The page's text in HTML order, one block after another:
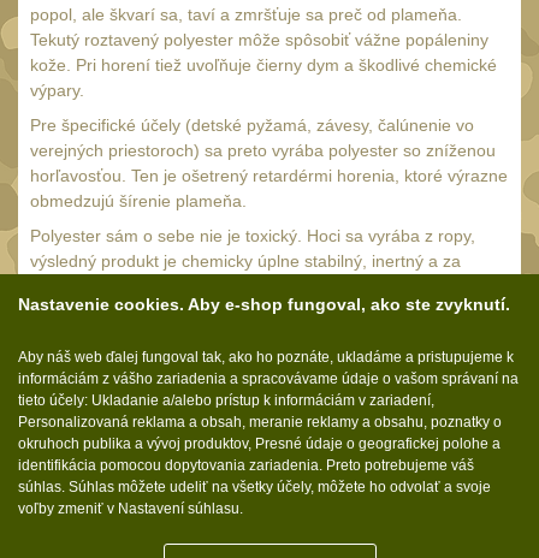
Náradie a nástroje
AR1519
AK47
.227
.223 (5.56mm)
.243 .260 (6.5mm) 7
.270 .280 (7mm)7
.30 .308 (7.62mm)11
12GA, 20GA10
.40 .416
.44 .45
.357 .38 (9mm)
1911 6
popol, ale škvarí sa, taví a zmršťuje sa preč od plameňa.
Tekutý roztavený polyester môže spôsobiť vážne popáleniny
kože. Pri horení tiež uvoľňuje čierny dym a škodlivé chemické
výpary.
Pre špecifické účely (detské pyžamá, závesy, čalúnenie vo
verejných priestoroch) sa preto vyrába polyester so zníženou
horľavosťou. Ten je ošetrený retardérmi horenia, ktoré výrazne
obmedzujú šírenie plameňa.
Polyester sám o sebe nie je toxický. Hoci sa vyrába z ropy,
výsledný produkt je chemicky úplne stabilný, inertný a za
bezpečný pre ľudskú pokožku a nespôsobuje alergické
textílie alebo výplne vankúšov a paplónov.
Sledujte nás:
Nastavenie cookies. Aby e-shop fungoval, ako ste zvyknutí.
Aby náš web ďalej fungoval tak, ako ho poznáte, ukladáme a pristupujeme k
informáciám z vášho zariadenia a spracovávame údaje o vašom správaní na
tieto účely: Ukladanie a/alebo prístup k informáciám v zariadení,
Personalizovaná reklama a obsah, meranie reklamy a obsahu, poznatky o
okruhoch publika a vývoj produktov, Presné údaje o geografickej polohe a
identifikácia pomocou dopytovania zariadenia. Preto potrebujeme váš
súhlas. Súhlas môžete udeliť na všetky účely, môžete ho odvolať a svoje
voľby zmeniť v Nastavení súhlasu.